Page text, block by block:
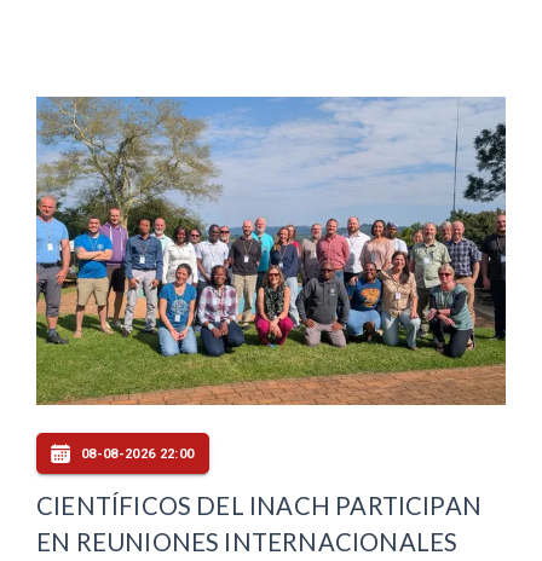
08-08-2026 22:00
CIENTÍFICOS DEL INACH PARTICIPAN
EN REUNIONES INTERNACIONALES